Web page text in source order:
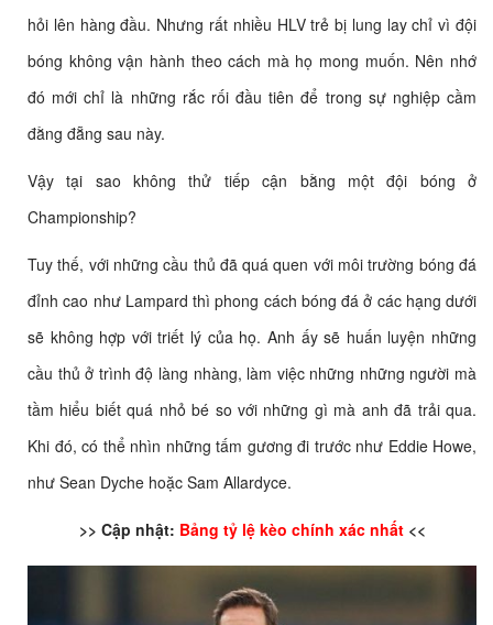
hỏi lên hàng đầu. Nhưng rất nhiều HLV trẻ bị lung lay chỉ vì đội
bóng không vận hành theo cách mà họ mong muốn. Nên nhớ
đó mới chỉ là những rắc rối đầu tiên để trong sự nghiệp cầm
đằng đẵng sau này.
Vậy tại sao không thử tiếp cận bằng một đội bóng ở
Championship?
Tuy thế, với những cầu thủ đã quá quen với môi trường bóng đá
đỉnh cao như Lampard thì phong cách bóng đá ở các hạng dưới
sẽ không hợp với triết lý của họ. Anh ấy sẽ huấn luyện những
cầu thủ ở trình độ làng nhàng, làm việc những những người mà
tầm hiểu biết quá nhỏ bé so với những gì mà anh đã trải qua.
Khi đó, có thể nhìn những tấm gương đi trước như Eddie Howe,
như Sean Dyche hoặc Sam Allardyce.
>> Cập nhật: Bảng tỷ lệ kèo chính xác nhất<<